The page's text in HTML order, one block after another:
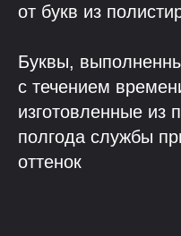
от букв из
Буквы,
с течением
изготовленные из
полгода службы
оттенок